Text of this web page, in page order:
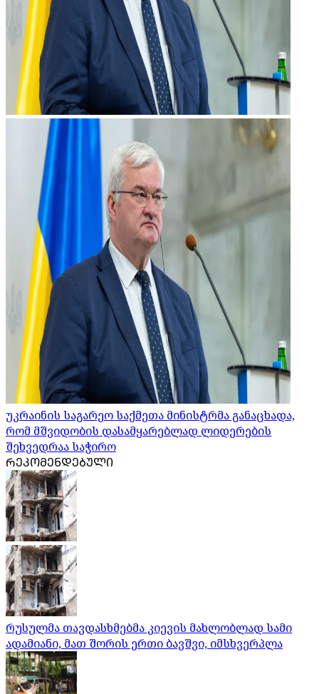
უკრაინის საგარეო საქმეთა მინისტრმა განაცხადა,
რომ მშვიდობის დასამყარებლად ლიდერების
შეხვედრაა საჭირო
ᲠᲔᲙᲝᲛᲔᲜᲓᲔᲑᲣᲚᲘ
რუსულმა თავდასხმებმა კიევის მახლობლად სამი
ადამიანი, მათ შორის ერთი ბავშვი, იმსხვერპლა